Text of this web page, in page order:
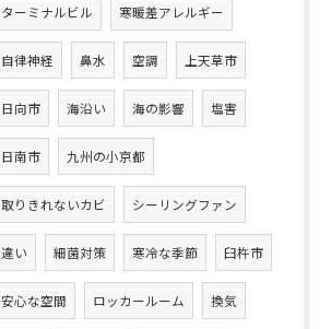
ターミナルビル 寒暖差アレルギー
自律神経 鼻水 空調 上天草市
日向市 海沿い 海の影響 塩害
日南市 九州の小京都
取りきれないカビ シーリングファン
違い 細菌対策 寒冷な季節 臼杵市
安心な空間 ロッカールーム 換気